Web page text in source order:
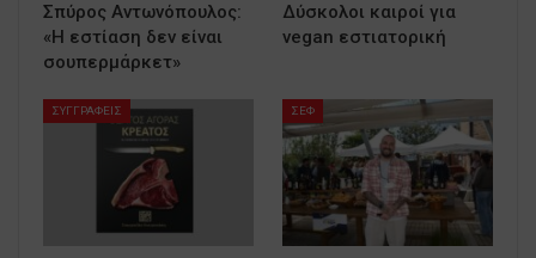
Σπύρος Αντωνόπουλος:
«Η εστίαση δεν είναι
σουπερμάρκετ»
Δύσκολοι καιροί για
vegan εστιατορική
ΣΥΓΓΡΑΦΕΙΣ ΣΕΦ